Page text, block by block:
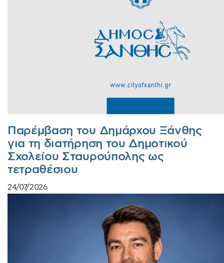
Παρέμβαση του Δημάρχου Ξάνθης
για τη διατήρηση του Δημοτικού
Σχολείου Σταυρούπολης ως
τετραθέσιου
24/07/2026